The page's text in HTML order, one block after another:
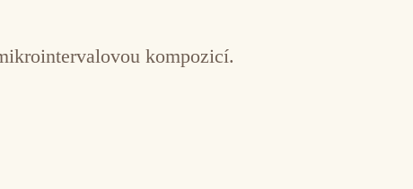
kompozicí.